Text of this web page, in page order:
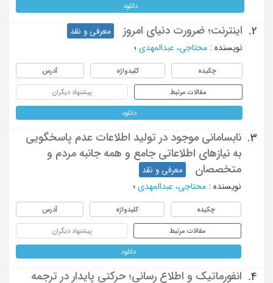
دانلود
2. اینترنت؛ ضرورت دنیای امروز
معرفی و نقد
نویسنده : محتاجی، عبدالمهدی ؛
چکیده کلیدواژه آدرس
مقالات مرتبط پیشنهاد دیگران
دانلود
3.
نابسامانی موجود در تولید اطلاعات عدم پاسخگویی
به نیازهای اطلاعاتی جامع و همه جانبه مردم و
متخصصان
معرفی و نقد
نویسنده : محتاجی، عبدالمهدی ؛
چکیده کلیدواژه آدرس
مقالات مرتبط پیشنهاد دیگران
دانلود
4.
انفورماتیک و اطلاع رسانی؛ حرکتی پایدار در ترجمه